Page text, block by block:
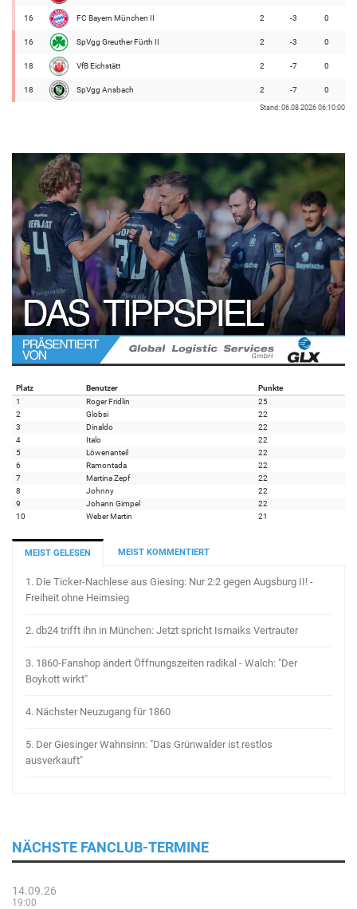
16 FC Bayern München II 2 -3 0
16 SpVgg Greuther Fürth II 2 -3 0
18 VfB Eichstätt 2 -7 0
18 SpVgg Ansbach 2 -7 0
Stand: 06.08.2026 06:10:00
Platz Benutzer
Punkte
1
Roger Fridlin
25
2
Globsi
22
3
Dinaldo
22
4
Italo
22
5
Löwenanteil
22
6
Ramontada
22
7
Martina Zepf
22
8
Johnny
22
9
Johann Gimpel
22
10
Weber Martin 21
MEIST GELESEN MEIST KOMMENTIERT
1. Die Ticker-Nachlese aus Giesing: Nur 2:2 gegen Augsburg II! -
Freiheit ohne Heimsieg
2. db24 trifft ihn in München: Jetzt spricht Ismaiks Vertrauter
3. 1860-Fanshop ändert Öffnungszeiten radikal - Walch: "Der
Boykott wirkt"
4. Nächster Neuzugang für 1860
5. Der Giesinger Wahnsinn: "Das Grünwalder ist restlos
ausverkauft"
NÄCHSTE FANCLUB-TERMINE
14.09.26
19:00